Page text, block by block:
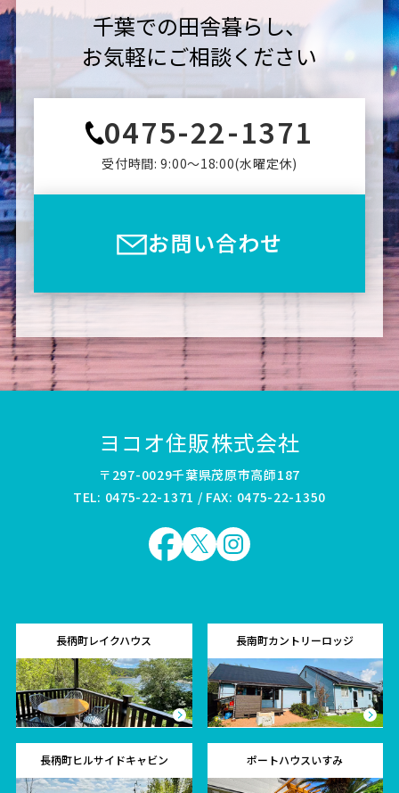
千葉での田舎暮らし、
お気軽にご相談ください
0475-22-1371
受付時間: 9:00〜18:00(⽔曜定休)
お問い合わせ
ヨコオ住販株式会社
〒297-0029千葉県茂原市高師187
TEL: 0475-22-1371 / FAX: 0475-22-1350
長柄町レイクハウス 長南町カントリーロッジ
長柄町ヒルサイドキャビン ポートハウスいすみ